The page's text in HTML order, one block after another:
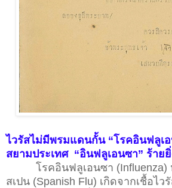
ไวรัสไม่มีพรมแดนกั้น “โรคอินฟลูเ
สยามประเทศ “อินฟลูเอนซา” ร้าย
โรคอินฟลูเอนซา (Influenza)
สเปน (Spanish Flu) เกิดจากเชื้อไ